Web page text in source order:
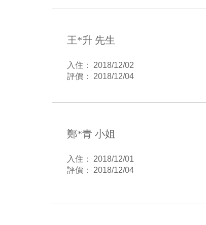
王*升 先生
入住： 2018/12/02
評價： 2018/12/04
鄭*青 小姐
入住： 2018/12/01
評價： 2018/12/04